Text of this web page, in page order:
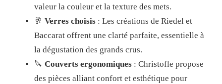
valeur la couleur et la texture des mets.
🥂 Verres choisis : Les créations de Riedel et
Baccarat offrent une clarté parfaite, essentielle à
la dégustation des grands crus.
🔪 Couverts ergonomiques : Christofle propose
des pièces alliant confort et esthétique pour